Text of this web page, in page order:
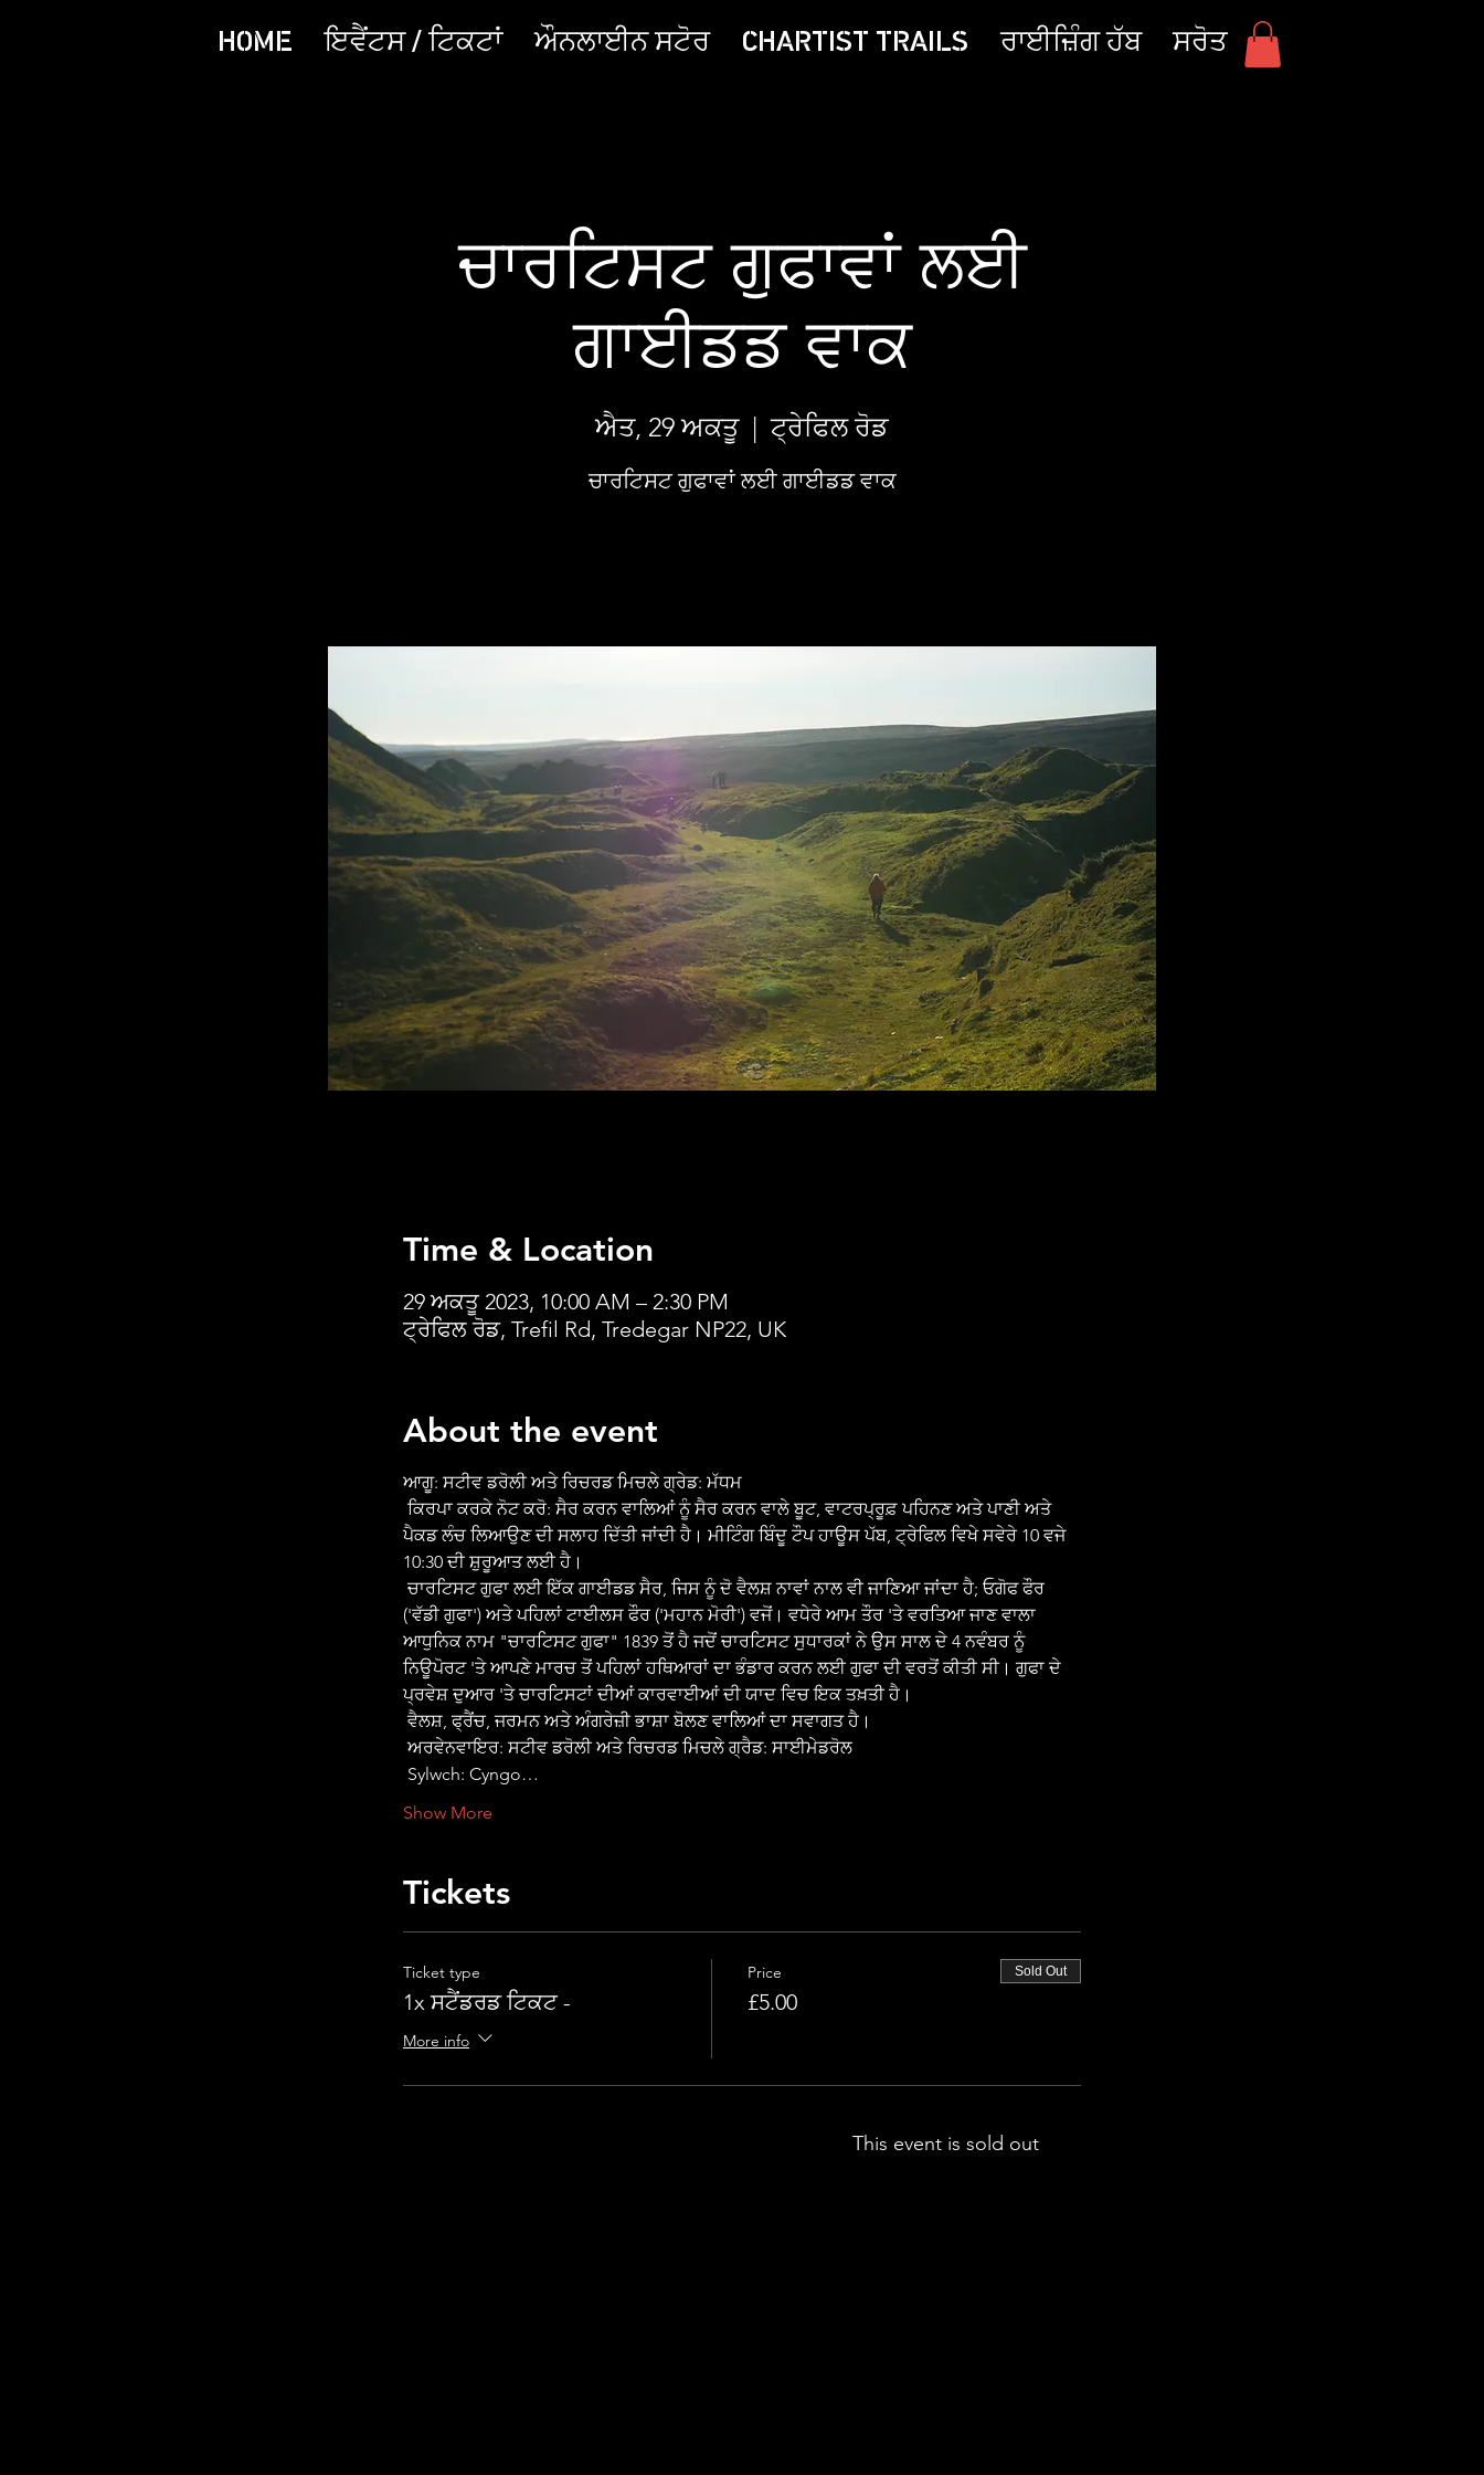
HOME ਇਵੈਂਟਸ / ਟਿਕਟਾਂ ਔਨਲਾਈਨ ਸਟੋਰ CHARTIST TRAILS ਰਾਈਜ਼ਿੰਗ ਹੱਬ ਸਰੋਤ
ਚਾਰਟਿਸਟ ਗੁਫਾਵਾਂ ਲਈ
ਗਾਈਡਡ ਵਾਕ
ਐਤ, 29 ਅਕਤੂ
  |
ਟ੍ਰੇਫਿਲ ਰੋਡ
ਚਾਰਟਿਸਟ ਗੁਫਾਵਾਂ ਲਈ ਗਾਈਡਡ ਵਾਕ
Time & Location
29 ਅਕਤੂ 2023, 10:00 AM – 2:30 PM
ਟ੍ਰੇਫਿਲ ਰੋਡ, Trefil Rd, Tredegar NP22, UK
About the event
ਆਗੂ: ਸਟੀਵ ਡਰੋਲੀ ਅਤੇ ਰਿਚਰਡ ਮਿਚਲੇ ਗ੍ਰੇਡ: ਮੱਧਮ
ਪੈਕਡ ਲੰਚ ਲਿਆਉਣ ਦੀ ਸਲਾਹ ਦਿੱਤੀ ਜਾਂਦੀ ਹੈ। ਮੀਟਿੰਗ ਬਿੰਦੂ ਟੌਪ ਹਾਊਸ ਪੱਬ, ਟ੍ਰੇਫਿਲ ਵਿਖੇ ਸਵੇਰੇ 10 ਵਜੇ
10:30 ਦੀ ਸ਼ੁਰੂਆਤ ਲਈ ਹੈ।
('ਵੱਡੀ ਗੁਫਾ') ਅਤੇ ਪਹਿਲਾਂ ਟਾਈਲਸ ਫੌਰ ('ਮਹਾਨ ਮੋਰੀ') ਵਜੋਂ। ਵਧੇਰੇ ਆਮ ਤੌਰ 'ਤੇ ਵਰਤਿਆ ਜਾਣ ਵਾਲਾ
ਆਧੁਨਿਕ ਨਾਮ "ਚਾਰਟਿਸਟ ਗੁਫਾ" 1839 ਤੋਂ ਹੈ ਜਦੋਂ ਚਾਰਟਿਸਟ ਸੁਧਾਰਕਾਂ ਨੇ ਉਸ ਸਾਲ ਦੇ 4 ਨਵੰਬਰ ਨੂੰ
ਨਿਊਪੋਰਟ 'ਤੇ ਆਪਣੇ ਮਾਰਚ ਤੋਂ ਪਹਿਲਾਂ ਹਥਿਆਰਾਂ ਦਾ ਭੰਡਾਰ ਕਰਨ ਲਈ ਗੁਫਾ ਦੀ ਵਰਤੋਂ ਕੀਤੀ ਸੀ। ਗੁਫਾ ਦੇ
ਪ੍ਰਵੇਸ਼ ਦੁਆਰ 'ਤੇ ਚਾਰਟਿਸਟਾਂ ਦੀਆਂ ਕਾਰਵਾਈਆਂ ਦੀ ਯਾਦ ਵਿਚ ਇਕ ਤਖ਼ਤੀ ਹੈ।
ਵੈਲਸ਼, ਫ੍ਰੈਂਚ, ਜਰਮਨ ਅਤੇ ਅੰਗਰੇਜ਼ੀ ਭਾਸ਼ਾ ਬੋਲਣ ਵਾਲਿਆਂ ਦਾ ਸਵਾਗਤ ਹੈ।
ਅਰਵੇਨਵਾਇਰ: ਸਟੀਵ ਡਰੋਲੀ ਅਤੇ ਰਿਚਰਡ ਮਿਚਲੇ ਗ੍ਰੈਡ: ਸਾਈਮੇਡਰੋਲ
Sylwch: Cyngo…
Show More
Tickets
Ticket type
1x ਸਟੈਂਡਰਡ ਟਿਕਟ -
More info
Price
£5.00
Sold Out
This event is sold out